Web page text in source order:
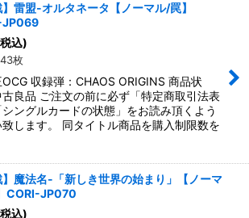
】雷盟-オルタネータ【ノーマル/罠】
JP069
込)
枚
収録弾：CHAOS ORIGINS 商品状
良品 ご注文の前に必ず「特定商取引法表
ングルカードの状態」をお読み頂くよう
致します。 同タイトル商品を購入制限数を
】魔法名-「新しき世界の始まり」【ノーマ
CORI-JP070
込)